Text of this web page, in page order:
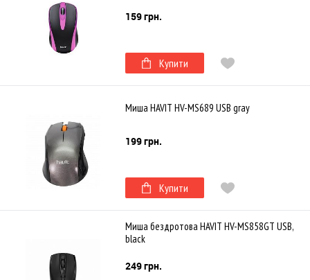
159 грн.
Купити
Миша HAVIT HV-MS689 USB gray
199 грн.
Купити
Миша бездротова HAVIT HV-MS858GT USB,
black
249 грн.